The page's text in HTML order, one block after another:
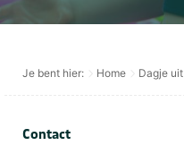
Je bent hier: Home Dagje uit
Contact